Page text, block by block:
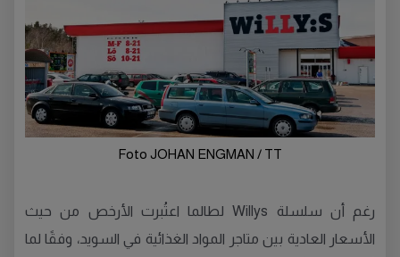
Foto JOHAN ENGMAN / TT
رغم أن سلسلة Willys لطالما اعتُبرت الأرخص من حيث
الأسعار العادية بين متاجر المواد الغذائية في السويد، وفقًا لما